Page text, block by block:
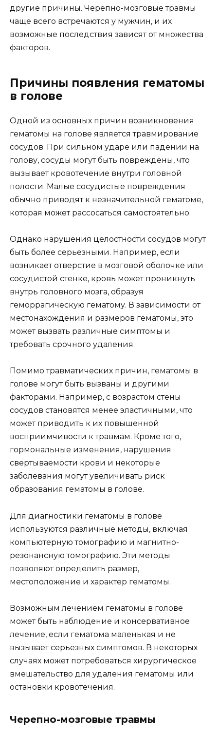
другие причины. Черепно-мозговые травмы
чаще всего встречаются у мужчин, и их
возможные последствия зависят от множества
факторов.
Причины появления гематомы
в голове
Одной из основных причин возникновения
гематомы на голове является травмирование
сосудов. При сильном ударе или падении на
голову, сосуды могут быть повреждены, что
вызывает кровотечение внутри головной
полости. Малые сосудистые повреждения
обычно приводят к незначительной гематоме,
которая может рассосаться самостоятельно.
Однако нарушения целостности сосудов могут
быть более серьезными. Например, если
возникает отверстие в мозговой оболочке или
сосудистой стенке, кровь может проникнуть
внутрь головного мозга, образуя
геморрагическую гематому. В зависимости от
местонахождения и размеров гематомы, это
может вызвать различные симптомы и
требовать срочного удаления.
Помимо травматических причин, гематомы в
голове могут быть вызваны и другими
факторами. Например, с возрастом стены
сосудов становятся менее эластичными, что
может приводить к их повышенной
восприимчивости к травмам. Кроме того,
гормональные изменения, нарушения
свертываемости крови и некоторые
заболевания могут увеличивать риск
образования гематомы в голове.
Для диагностики гематомы в голове
используются различные методы, включая
компьютерную томографию и магнитно-
резонансную томографию. Эти методы
позволяют определить размер,
местоположение и характер гематомы.
Возможным лечением гематомы в голове
может быть наблюдение и консервативное
лечение, если гематома маленькая и не
вызывает серьезных симптомов. В некоторых
случаях может потребоваться хирургическое
вмешательство для удаления гематомы или
остановки кровотечения.
Черепно-мозговые травмы